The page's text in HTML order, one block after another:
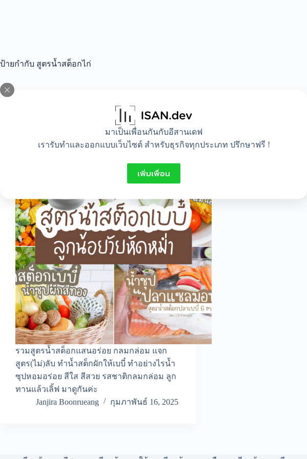
มาเป็นเพื่อนกันกับอีสานเดฟ
เรารับทำและออกแบบเว็บไซต์ สำหรับธุรกิจทุกประเภท ปรึกษาฟรี !
เพิ่มเพื่อน
ป้ายกำกับ สูตรน้ำสต็อกไก่
Mom and baby
รวมสูตรน้ำสต็อกลูกน้อยวัย6เดือนขึ้นไป
รวมสูตรน้ำสต็อกแสนอร่อย กลมกล่อม แจก
สูตร(ไม่)ลับ ทำน้ำสต็กผักให้เบบี๋ ทำอย่างไรน้ำ
ซุปหอมอร่อย สีใส สีสวย รสชาติกลมกล่อม ลูก
ทานแล้วเลิ้ฟ มาดูกันค่ะ
Janjira Boonrueang
กุมภาพันธ์ 16, 2025